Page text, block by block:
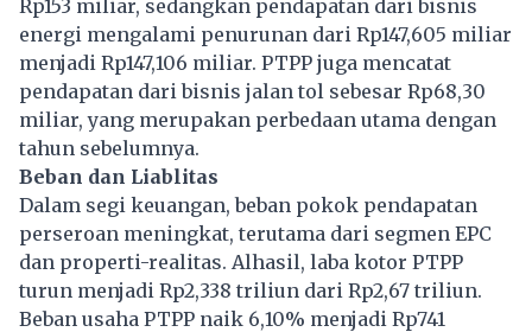
Rp153 miliar, sedangkan pendapatan dari bisnis
energi mengalami penurunan dari Rp147,605 miliar
menjadi Rp147,106 miliar. PTPP juga mencatat
pendapatan dari bisnis jalan tol sebesar Rp68,30
miliar, yang merupakan perbedaan utama dengan
tahun sebelumnya.
Beban dan Liablitas
Dalam segi keuangan, beban pokok pendapatan
perseroan meningkat, terutama dari segmen EPC
dan properti-realitas. Alhasil, laba kotor PTPP
turun menjadi Rp2,338 triliun dari Rp2,67 triliun.
Beban usaha PTPP naik 6,10% menjadi Rp741